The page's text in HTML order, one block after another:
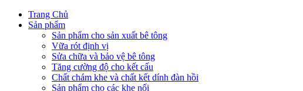
Trang Chủ
Sản phẩm
Sản phẩm cho sản xuất bê tông
Vữa rót định vị
Sửa chữa và bảo vệ bê tông
Tăng cường độ cho kết cấu
Chất chám khe và chất kết dính đàn hồi
Sản phẩm cho các khe nối